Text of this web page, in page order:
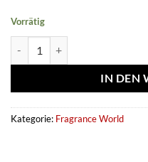
Vorrätig
IN DEN
Kategorie: Fragrance World